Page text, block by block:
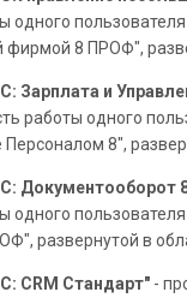
8 ПРОФ",
Зарплата и
работы одного
8",
Документооборот
развернутой в
CRM Стандарт" -